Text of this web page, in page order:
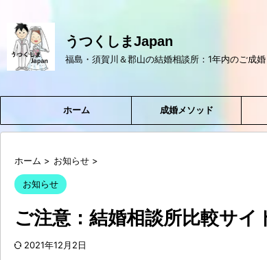
うつくしまJapan
福島・須賀川＆郡山の結婚相談所：1年内のご成婚
ホーム 成婚メソッド
ホーム > お知らせ >
お知らせ
ご注意：結婚相談所比較サイ
2021年12月2日